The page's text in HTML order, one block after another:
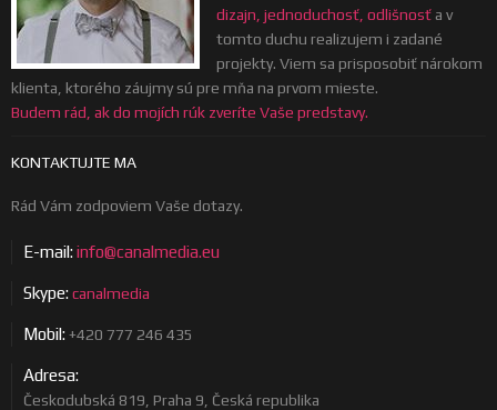
dizajn, jednoduchosť, odlišnosť a v
tomto duchu realizujem i zadané
projekty. Viem sa prisposobiť nárokom
klienta, ktorého záujmy sú pre mňa na prvom mieste.
Budem rád, ak do mojích rúk zveríte Vaše predstavy.
KONTAKTUJTE MA
Rád Vám zodpoviem Vaše dotazy.
E-mail:info@canalmedia.eu
Skype:canalmedia
Mobil:+420 777 246 435
Adresa:
Českodubská 819, Praha 9, Česká republika